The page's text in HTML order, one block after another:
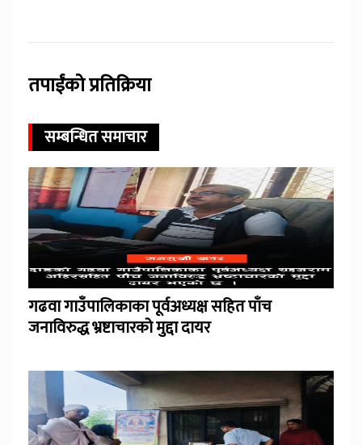
तपाईंको प्रतिक्रिया
सम्बन्धित समाचार
गढवा गाउँपालिकाका पूर्वअध्यक्ष सहित पाँच
जनाविरुद्ध भ्रष्टाचारको मुद्दा दायर